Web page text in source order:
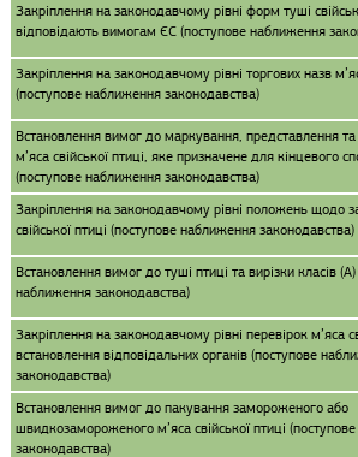
Закріплення на законодавчому рівні форм туші
відповідають вимогам ЄС (поступове наближення
Закріплення на законодавчому рівні торгових назв
(поступове наближення законодавства)
Встановлення вимог до маркування, представлення
м’яса свійської птиці, яке призначене для кінцевого
(поступове наближення законодавства)
Закріплення на законодавчому рівні положень щодо
свійської птиці (поступове наближення законодавства)
Встановлення вимог до туші птиці та вирізки класів
наближення законодавства)
Закріплення на законодавчому рівні перевірок м’яса
встановлення відповідальних органів (поступове
законодавства)
Встановлення вимог до пакування замороженого або
швидкозамороженого м’яса свійської птиці
законодавства)